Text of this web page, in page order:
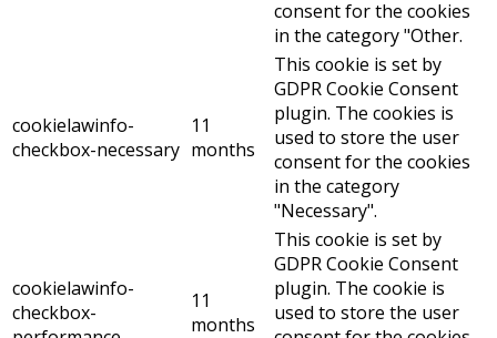
consent for the cookies
in the category "Other.
cookielawinfo-
checkbox-necessary
11
months
This cookie is set by
GDPR Cookie Consent
plugin. The cookies is
used to store the user
consent for the cookies
in the category
"Necessary".
cookielawinfo-
checkbox-
11
months
This cookie is set by
GDPR Cookie Consent
plugin. The cookie is
used to store the user